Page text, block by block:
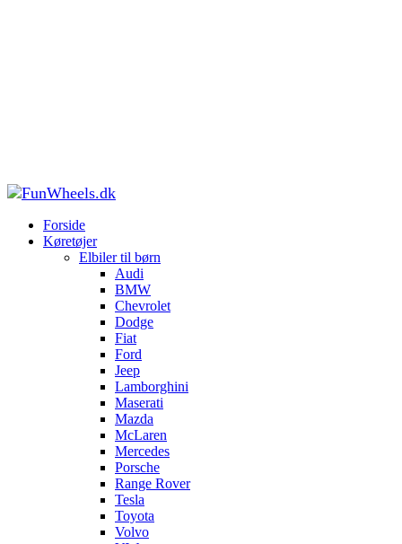
Forside
Køretøjer
Elbiler til børn
Audi
BMW
Chevrolet
Dodge
Fiat
Ford
Jeep
Lamborghini
Maserati
Mazda
McLaren
Mercedes
Porsche
Range Rover
Tesla
Toyota
Volvo